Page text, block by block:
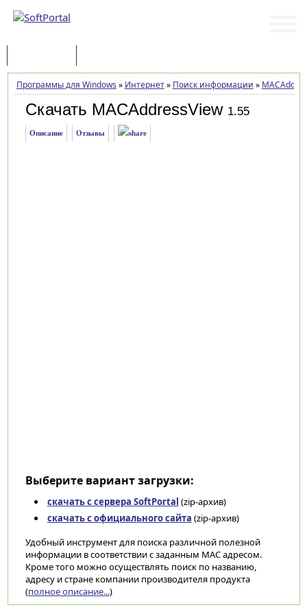
Программы для Windows » Интернет» Поиск информации »
Скачать MACAddressView 1.55
Описание Отзывы
Выберите вариант загрузки:
скачать с сервера SoftPortal (zip-архив)
скачать с официального сайта (zip-архив)
Удобный инструмент для поиска различной полезной
информации в соответствии с заданным MAC адресом.
Кроме того можно осуществлять поиск по названию,
адресу и стране компании производителя продукта
(полное описание...)